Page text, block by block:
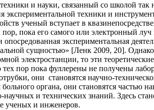
и науки, связанный со школой
экспериментальной техники и
ученый вступает в
пока его самого или электронный
экспериментальная
сущностью» [Ленк 2009, 20].
электростанции, то эти
пор пока фуллерены не получены
они становятся научно-
органа, они становятся
и технических знаний. Здесь
ученых и инженеров.